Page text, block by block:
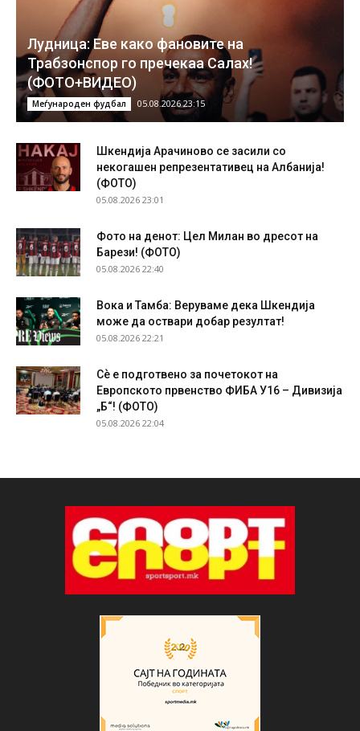
Лудница: Еве како фановите на
Трабзонспор го пречекаа Салах!
(ФОТО+ВИДЕО)
Меѓународен фудбал 05.08.2026 23:15
Шкендија Арачиново се засили со
некогашен репрезентативец на Албанија!
(ФОТО)
05.08.2026 23:01
Фото на денот: Цел Милан во дресот на
Барези! (ФОТО)
05.08.2026 22:40
Вока и Тамба: Веруваме дека Шкендија
може да оствари добар резултат!
05.08.2026 22:21
Сѐ е подготвено за почетокот на
Европското првенство ФИБА У16 – Дивизија
„Б“! (ФОТО)
05.08.2026 22:04